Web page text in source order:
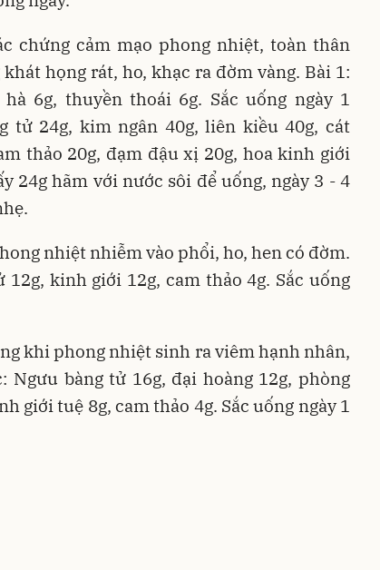
chứng cảm mạo phong nhiệt, toàn thân
họng rát, ho, khạc ra đờm vàng. Bài 1:
6g, thuyền thoái 6g. Sắc uống ngày 1
tử 24g, kim ngân 40g, liên kiều 40g, cát
thảo 20g, đạm đậu xị 20g, hoa kinh giới
24g hãm với nước sôi để uống, ngày 3 - 4
nhiệt nhiễm vào phổi, ho, hen có đờm.
kinh giới 12g, cam thảo 4g. Sắc uống
khi phong nhiệt sinh ra viêm hạnh nhân,
Ngưu bàng tử 16g, đại hoàng 12g, phòng
giới tuệ 8g, cam thảo 4g. Sắc uống ngày 1